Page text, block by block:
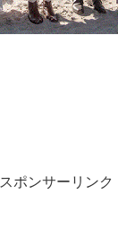
スポンサーリンク